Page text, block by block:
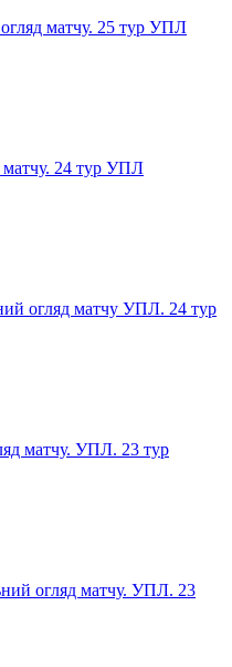
матчу. 25 тур УПЛ
24 тур УПЛ
огляд матчу УПЛ. 24 тур
матчу. УПЛ. 23 тур
огляд матчу. УПЛ. 23